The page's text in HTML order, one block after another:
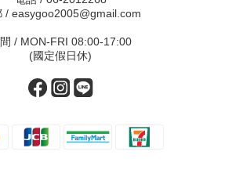
/ easygoo2005@gmail.com
/ MON-FRI 08:00-17:00
(國定假日休)